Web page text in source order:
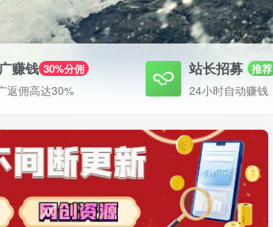
赚钱 30%分佣
返佣高达30%
站长招募 推荐
24小时自动赚钱